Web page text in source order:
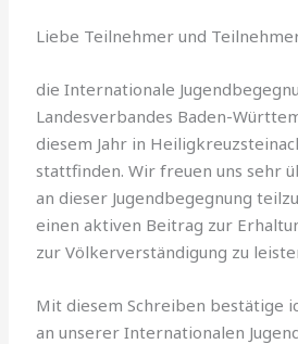
Liebe Teilnehmer und
die Internationale
Landesverbandes Baden-
diesem Jahr in
stattfinden. Wir freuen uns sehr
an dieser Jugendbegegnung
einen aktiven Beitrag zur
zur Völkerverständigung zu
Mit diesem Schreiben bestätige
an unserer Internationalen